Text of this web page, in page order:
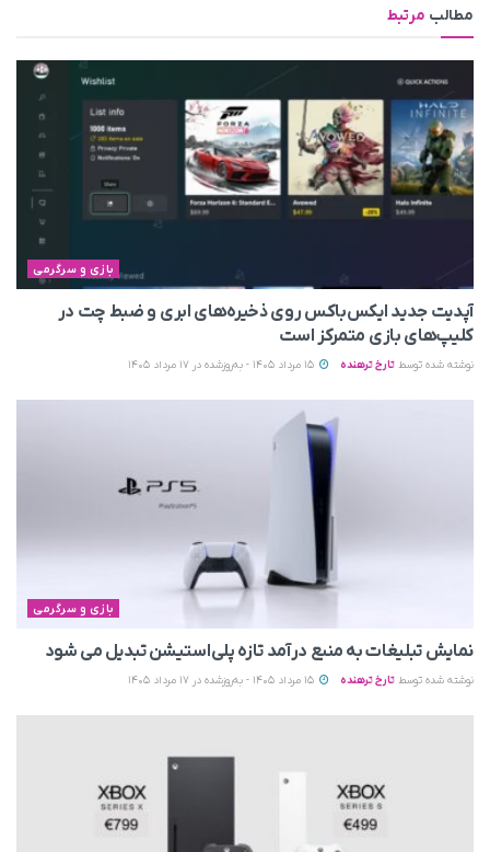
مطالب مرتبط
بازی و سرگرمی
آپدیت جدید ایکس‌باکس روی ذخیره‌های ابری و ضبط چت در
کلیپ‌های بازی متمرکز است
نوشته شده توسط تارخ ترهنده
بازی و سرگرمی
نمایش تبلیغات به منبع درآمد تازه پلی‌استیشن تبدیل می‌ شود
نوشته شده توسط تارخ ترهنده